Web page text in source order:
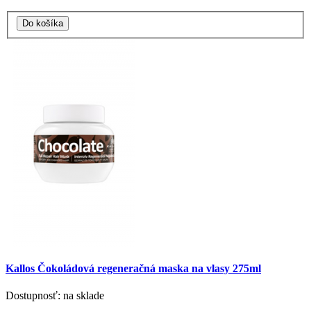
Kallos Čokoládová regeneračná maska na vlasy 275ml
Dostupnosť: na sklade